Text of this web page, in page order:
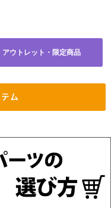
アウトレット・限定商品